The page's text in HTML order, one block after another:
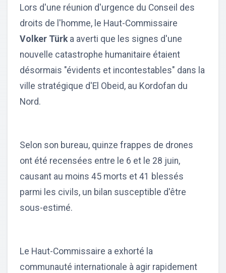
Lors d'une réunion d'urgence du Conseil des
droits de l'homme, le Haut-Commissaire
Volker Türk a averti que les signes d'une
nouvelle catastrophe humanitaire étaient
désormais "évidents et incontestables" dans la
ville stratégique d'El Obeid, au Kordofan du
Nord.
Selon son bureau, quinze frappes de drones
ont été recensées entre le 6 et le 28 juin,
causant au moins 45 morts et 41 blessés
parmi les civils, un bilan susceptible d'être
sous-estimé.
Le Haut-Commissaire a exhorté la
communauté internationale à agir rapidement